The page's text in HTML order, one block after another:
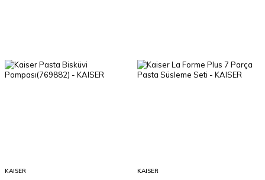
KAISER KAISER